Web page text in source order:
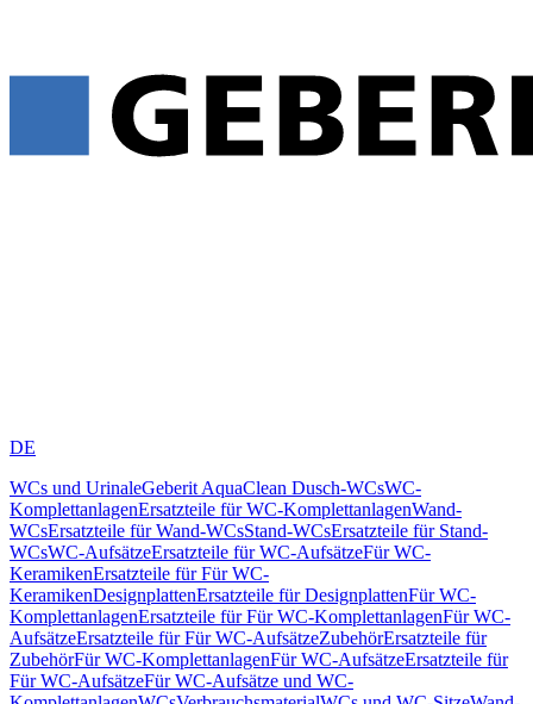
DE
WCs und UrinaleGeberit AquaClean Dusch-WCsWC-
KomplettanlagenErsatzteile für WC-KomplettanlagenWand-
WCsErsatzteile für Wand-WCsStand-WCsErsatzteile für Stand-
WCsWC-AufsätzeErsatzteile für WC-AufsätzeFür WC-
KeramikenErsatzteile für Für WC-
KeramikenDesignplattenErsatzteile für DesignplattenFür WC-
KomplettanlagenErsatzteile für Für WC-KomplettanlagenFür WC-
AufsätzeErsatzteile für Für WC-AufsätzeZubehörErsatzteile für
ZubehörFür WC-KomplettanlagenFür WC-AufsätzeErsatzteile für
Für WC-AufsätzeFür WC-Aufsätze und WC-